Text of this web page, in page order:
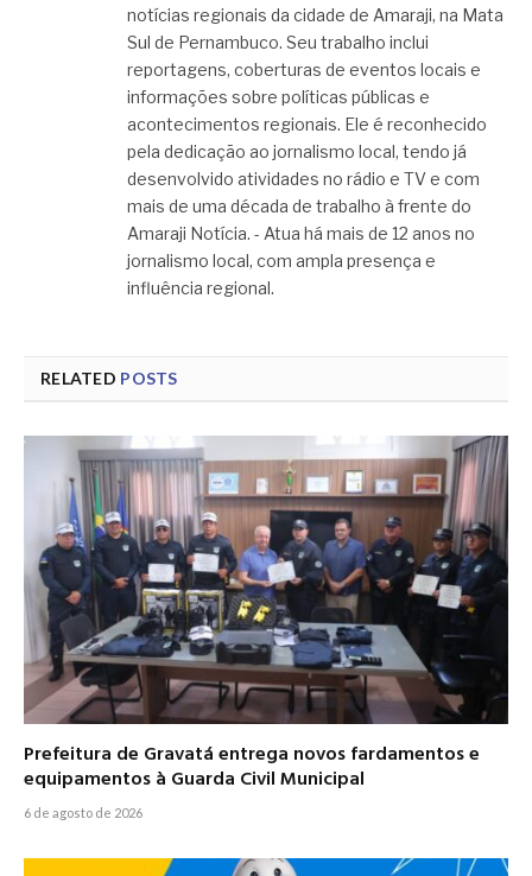
notícias regionais da cidade de Amaraji, na Mata
Sul de Pernambuco. Seu trabalho inclui
reportagens, coberturas de eventos locais e
informações sobre políticas públicas e
acontecimentos regionais. Ele é reconhecido
pela dedicação ao jornalismo local, tendo já
desenvolvido atividades no rádio e TV e com
mais de uma década de trabalho à frente do
Amaraji Notícia. - Atua há mais de 12 anos no
jornalismo local, com ampla presença e
influência regional.
RELATED POSTS
Prefeitura de Gravatá entrega novos fardamentos e
equipamentos à Guarda Civil Municipal
6 de agosto de 2026